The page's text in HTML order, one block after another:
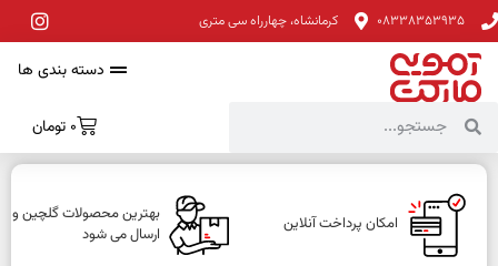
08338353935 کرمانشاه، چهارراه سی متری
دسته بندی ها
0 تومان
امکان پرداخت آنلاین
بهترین محصولات گلچین و
ارسال می شود